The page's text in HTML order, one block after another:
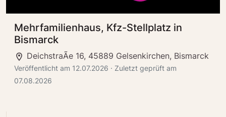
Mehrfamilienhaus, Kfz-Stellplatz in
Bismarck
DeichstraÃe 16, 45889 Gelsenkirchen, Bismarck
Veröffentlicht am 12.07.2026 · Zuletzt geprüft am
07.08.2026